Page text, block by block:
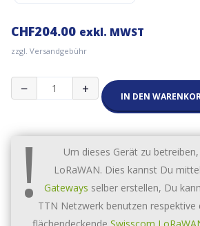
CHF204.00 exkl. MWST
zzgl. Versandgebühr
−
ERS
Lite
LoRa
868MHz
Menge
+ IN DEN
!
Um dieses Gerät zu
LoRaWAN. Dies kannst Du
Gateways selber erstellen, Du
TTN Netzwerk benutzen respektive